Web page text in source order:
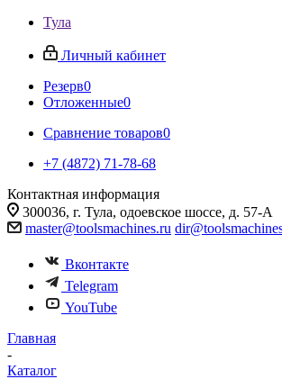
Тула
Личный кабинет
Резерв0
Отложенные0
Сравнение товаров0
+7 (4872) 71-78-68
Контактная информация
300036, г. Тула, одоевское шоссе, д. 57-А
master@toolsmachines.ru
Вконтакте
Telegram
YouTube
Главная
-
Каталог